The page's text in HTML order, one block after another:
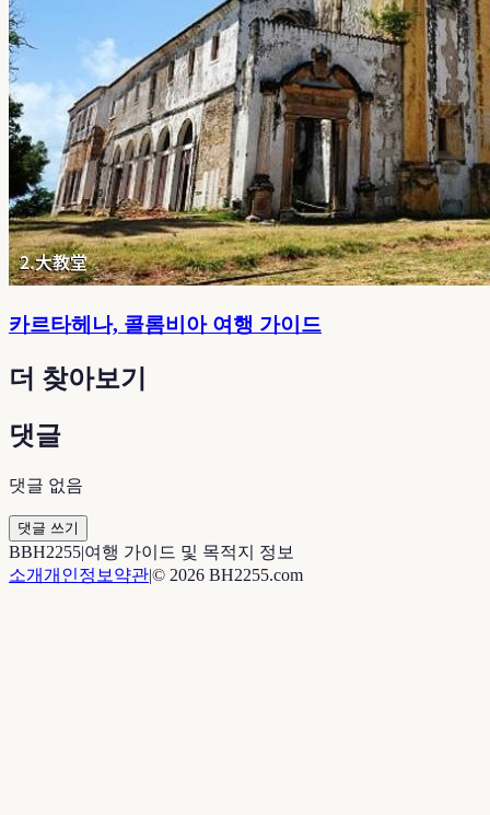
카르타헤나, 콜롬비아 여행 가이드
더 찾아보기
댓글
댓글 없음
댓글 쓰기
BBH2255|여행 가이드 및 목적지 정보
소개개인정보 약관|© 2026 BH2255.com